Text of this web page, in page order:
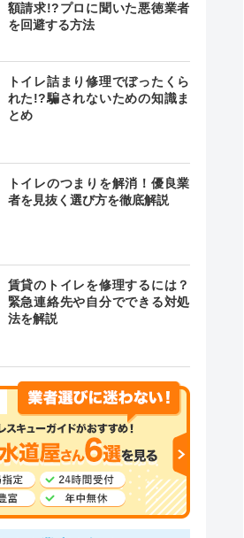
額請求!?プロに聞いた悪徳業者
を回避する方法
トイレ詰まり修理でぼったくら
れた!?騙されないための知識ま
とめ
トイレのつまりを解消！優良業
者を見抜く選び方を徹底解説
賃貸のトイレを修理するには？
緊急連絡先や自分でできる対処
法を解説